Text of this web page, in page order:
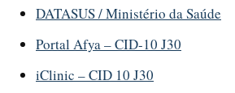
DATASUS / Ministério da Saúde
Portal Afya – CID-10 J30
iClinic – CID 10 J30